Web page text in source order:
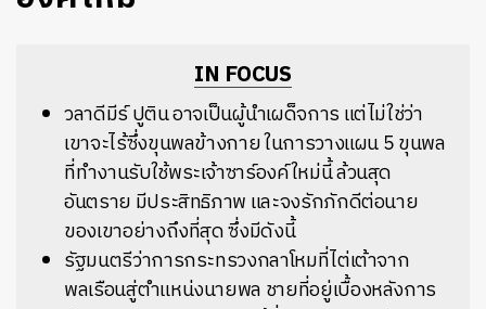
IN FOCUS
วลาดีมีร์ ปูติน อาจเป็นผู้นำเผด็จการ แต่ไม่ใช่ว่า
เขาจะไร้ซึ่งขุนพลข้างกาย ในการวางแผน 5 ขุนพล
ที่ทำงานรับใช้พระเจ้าซาร์องค์ใหม่นี้ ล้วนสุด
อันตราย มีประสิทธิภาพ และจงรักภักดีต่อนาย
ของเขาอย่างถึงที่สุด ซึ่งมีดังนี้
รัฐมนตรีว่าการกระทรวงกลาโหมที่ไต่เต้าจาก
พลเรือนสู่ตำแหน่งนายพล ชายที่อยู่เบื้องหลังการ